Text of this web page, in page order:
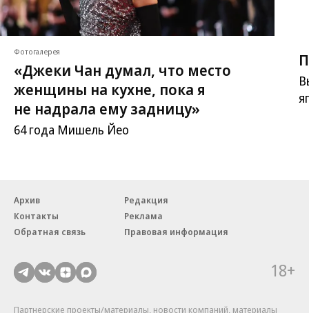
Фотогалерея
«Джеки Чан думал, что место
женщины на кухне, пока я
не надрала ему задницу»
64 года Мишель Йео
Архив
Редакция
Контакты
Реклама
Обратная связь
Правовая информация
18+
Партнерские проекты/материалы, новости компаний, материалы